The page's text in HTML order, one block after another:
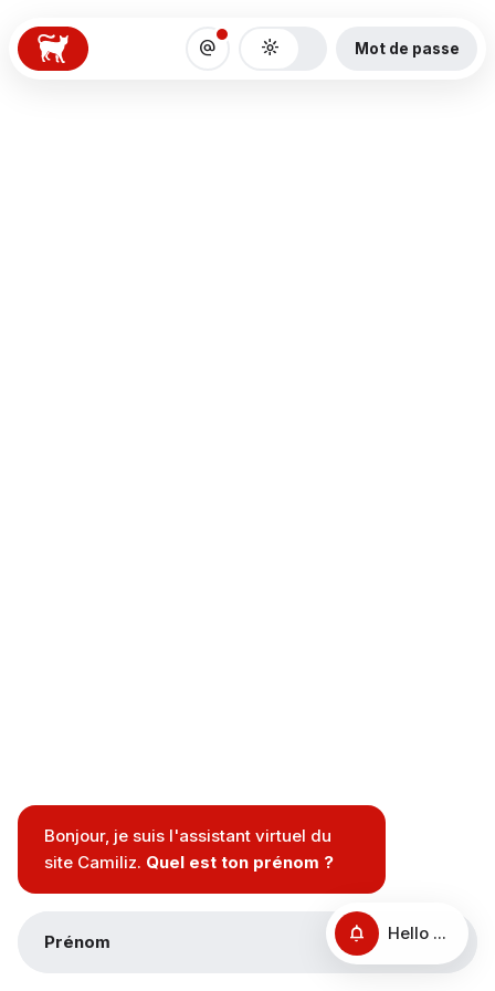
Alternate_Email
Bonjour, je suis l'assistant virtuel du
site Camiliz. Quel est ton prénom ?
Hello ...